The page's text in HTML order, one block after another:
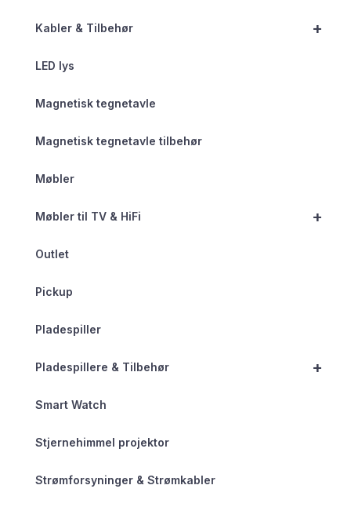
+
Kabler & Tilbehør
LED lys
Magnetisk tegnetavle
Magnetisk tegnetavle tilbehør
Møbler
+
Møbler til TV & HiFi
Outlet
Pickup
Pladespiller
+
Pladespillere & Tilbehør
Smart Watch
Stjernehimmel projektor
Strømforsyninger & Strømkabler